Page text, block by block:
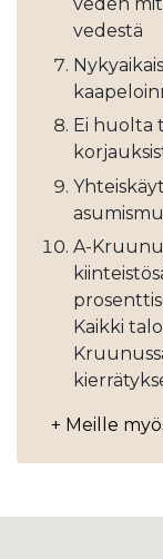
veden
vedestä
Ei huolta
A-
Kaikki
+ Meille